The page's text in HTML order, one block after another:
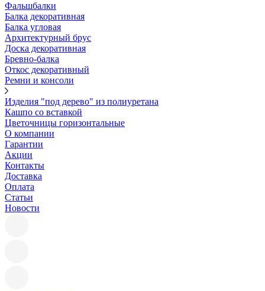
Фальшбалки
Балка декоративная
Балка угловая
Архитектурный брус
Доска декоративная
Бревно-балка
Откос декоративный
Ремни и консоли
Изделия "под дерево" из полиуретана
Кашпо со вставкой
Цветочницы горизонтальные
О компании
Гарантии
Акции
Контакты
Доставка
Оплата
Статьи
Новости